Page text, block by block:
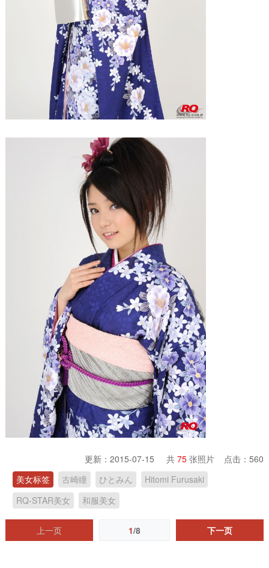
更新：2015-07-15 共75 张照片 点击：560
美女标签
古崎瞳 ひとみん
Hitomi Furusaki
RQ-STAR美女
和服美女
上一页 1/8 下一页